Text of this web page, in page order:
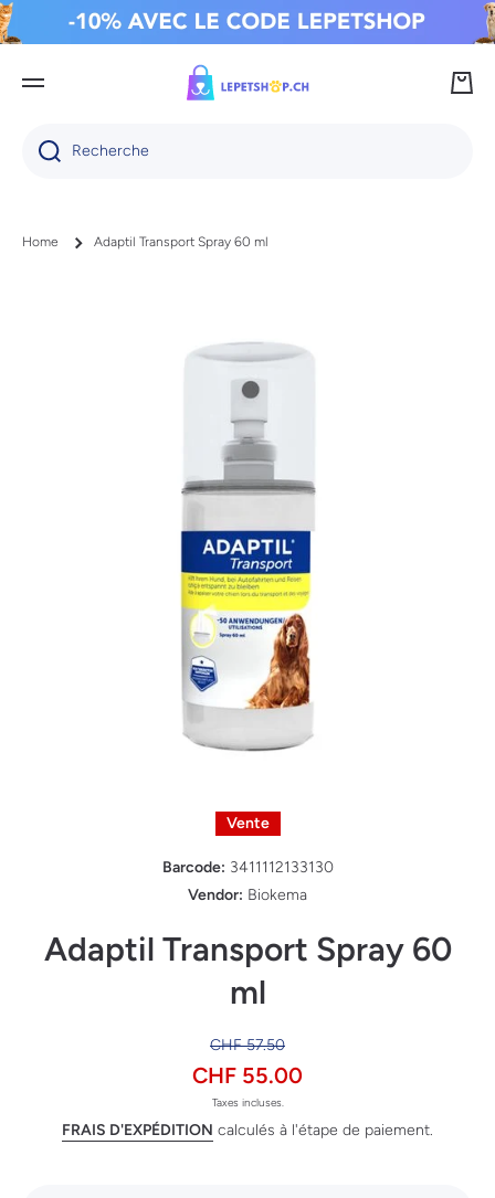
IGNORER ET PASSER AU CONTENU
Recherche
Home Adaptil Transport Spray 60 ml
Vente
Barcode: 3411112133130
Vendor: Biokema
Adaptil Transport Spray 60
ml
CHF 57.50
CHF 55.00
Taxes incluses.
FRAIS D'EXPÉDITION calculés à l'étape de paiement.